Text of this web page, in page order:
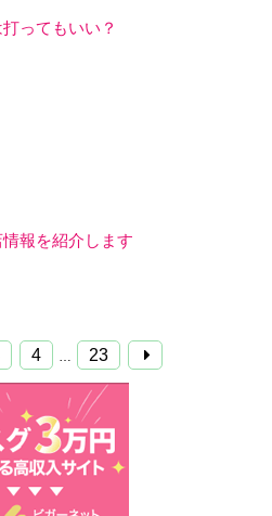
ってもいい？
報を紹介します
4 … 23